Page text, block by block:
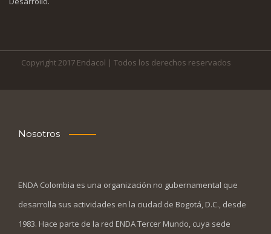
Copyright 2017 Endacol | Todos los derechos reservados
Nosotros
ENDA Colombia es una organización no gubernamental que
desarrolla sus actividades en la ciudad de Bogotá, D.C., desde
1983. Hace parte de la red ENDA Tercer Mundo, cuya sede